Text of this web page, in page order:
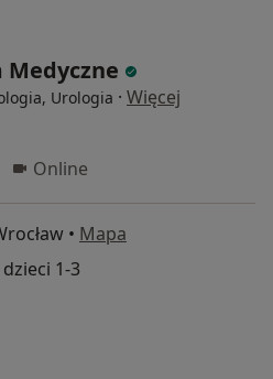
Urologia · Więcej
Online
• Mapa
1-3